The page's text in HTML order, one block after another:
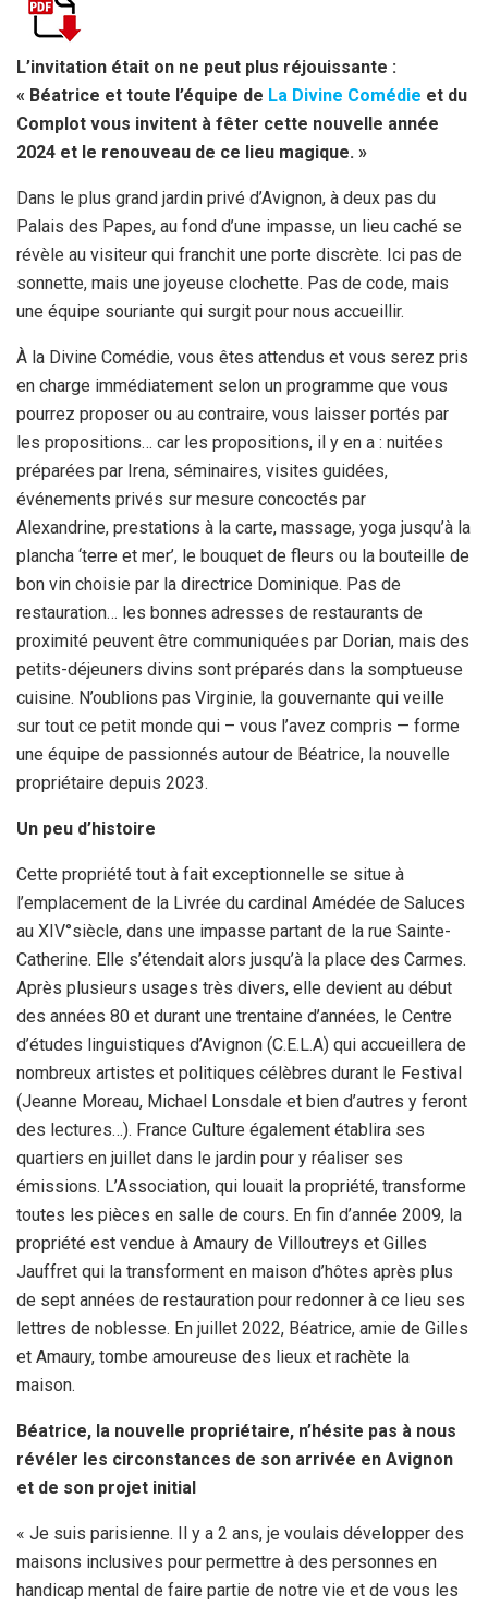
b
o
o
k
n
g
e
A
p
p
L’invitation était on ne peut plus réjouissante :
« Béatrice et toute l’équipe de La Divine Comédie et du
Complot vous invitent à fêter cette nouvelle année
2024 et le renouveau de ce lieu magique. »
Dans le plus grand jardin privé d’Avignon, à deux pas du
Palais des Papes, au fond d’une impasse, un lieu caché se
révèle au visiteur qui franchit une porte discrète. Ici pas de
sonnette, mais une joyeuse clochette. Pas de code, mais
une équipe souriante qui surgit pour nous accueillir.
À la Divine Comédie, vous êtes attendus et vous serez pris
en charge immédiatement selon un programme que vous
pourrez proposer ou au contraire, vous laisser portés par
les propositions… car les propositions, il y en a : nuitées
préparées par Irena, séminaires, visites guidées,
événements privés sur mesure concoctés par
Alexandrine, prestations à la carte, massage, yoga jusqu’à la
plancha ‘terre et mer’, le bouquet de fleurs ou la bouteille de
bon vin choisie par la directrice Dominique. Pas de
restauration… les bonnes adresses de restaurants de
proximité peuvent être communiquées par Dorian, mais des
petits-déjeuners divins sont préparés dans la somptueuse
cuisine. N’oublions pas Virginie, la gouvernante qui veille
sur tout ce petit monde qui – vous l’avez compris — forme
une équipe de passionnés autour de Béatrice, la nouvelle
propriétaire depuis 2023.
Un peu d’histoire
Cette propriété tout à fait exceptionnelle se situe à
l’emplacement de la Livrée du cardinal Amédée de Saluces
au XIV°siècle, dans une impasse partant de la rue Sainte-
Catherine. Elle s’étendait alors jusqu’à la place des Carmes.
Après plusieurs usages très divers, elle devient au début
des années 80 et durant une trentaine d’années, le Centre
d’études linguistiques d’Avignon (C.E.L.A) qui accueillera de
nombreux artistes et politiques célèbres durant le Festival
(Jeanne Moreau, Michael Lonsdale et bien d’autres y feront
des lectures…). France Culture également établira ses
quartiers en juillet dans le jardin pour y réaliser ses
émissions. L’Association, qui louait la propriété, transforme
toutes les pièces en salle de cours. En fin d’année 2009, la
propriété est vendue à Amaury de Villoutreys et Gilles
Jauffret qui la transforment en maison d’hôtes après plus
de sept années de restauration pour redonner à ce lieu ses
lettres de noblesse. En juillet 2022, Béatrice, amie de Gilles
et Amaury, tombe amoureuse des lieux et rachète la
maison.
Béatrice, la nouvelle propriétaire, n’hésite pas à nous
révéler les circonstances de son arrivée en Avignon
et de son projet initial
« Je suis parisienne. Il y a 2 ans, je voulais développer des
maisons inclusives pour permettre à des personnes en
handicap mental de faire partie de notre vie et de vous les